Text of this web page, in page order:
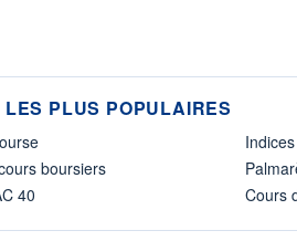
LES PLUS POPULAIRES
boursiers
40
Cours